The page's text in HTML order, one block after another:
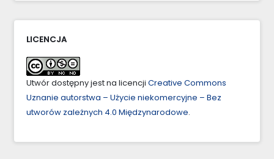
LICENCJA
Utwór dostępny jest na licencji Creative Commons
Uznanie autorstwa – Użycie niekomercyjne – Bez
utworów zależnych 4.0 Międzynarodowe.